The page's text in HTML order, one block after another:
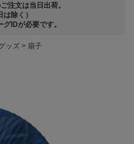
注文は当日出荷。
は除く）
IDが必要です。
ッズ 扇子